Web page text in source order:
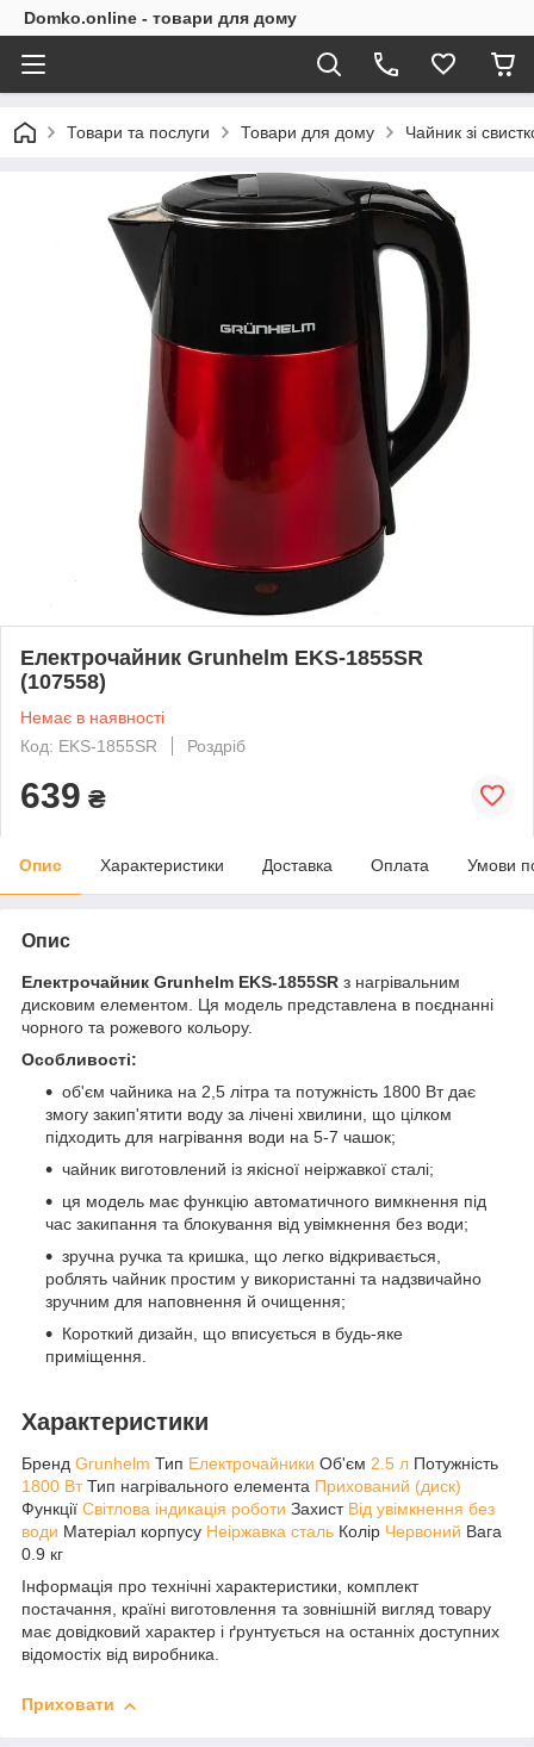
Domko.online - товари для дому
Товари та послуги Товари для дому Чайник зі
Електрочайник Grunhelm EKS-1855SR
(107558)
Немає в наявності
Код: EKS-1855SR
Роздріб
639 ₴
Опис Характеристики Доставка Оплата Умови
Опис
Електрочайник Grunhelm EKS-1855SR з нагрівальним
дисковим елементом. Ця модель представлена в поєднанні
чорного та рожевого кольору.
Особливості:
об'єм чайника на 2,5 літра та потужність 1800 Вт дає
змогу закип'ятити воду за лічені хвилини, що цілком
підходить для нагрівання води на 5-7 чашок;
чайник виготовлений із якісної неіржавкої сталі;
ця модель має функцію автоматичного вимкнення під
час закипання та блокування від увімкнення без води;
зручна ручка та кришка, що легко відкривається,
роблять чайник простим у використанні та надзвичайно
зручним для наповнення й очищення;
Короткий дизайн, що вписується в будь-яке
приміщення.
Характеристики
Бренд Grunhelm Тип Електрочайники Об'єм 2.5 л Потужність
1800 ВтТип нагрівального елемента Прихований (диск)
Функції Світлова індикація роботи Захист Від увімкнення без
води Матеріал корпусу Неіржавка сталь Колір Червоний Вага
0.9 кг
Інформація про технічні характеристики, комплект
постачання, країні виготовлення та зовнішній вигляд товару
має довідковий характер і ґрунтується на останніх доступних
відомостіх від виробника.
Приховати